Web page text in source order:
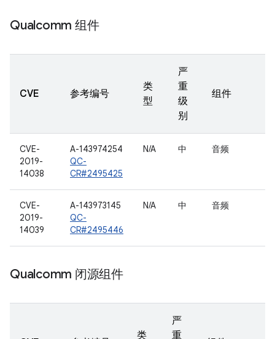
Qualcomm 组件
CVE 参考编号
类
型
严
重
级
别
组件
CVE-
2019-
14038
A-143974254
QC-
CR#2495425
N/A 中 音频
CVE-
2019-
14039
A-143973145
QC-
CR#2495446
N/A 中 音频
Qualcomm 闭源组件
类
严
重